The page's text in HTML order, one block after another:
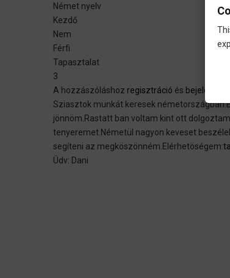
Német nyelv
Kezdő
Nem
Férfi
Tapasztalat
3
A hozzászóláshoz regisztráció és
Sziasztok munkát keresek
jönnöm.Rastatt ban voltam kint ott
tenyeremet.Németül nagyon keveset
segíteni az megköszönném.Elérhetöségem:
Üdv: Dani